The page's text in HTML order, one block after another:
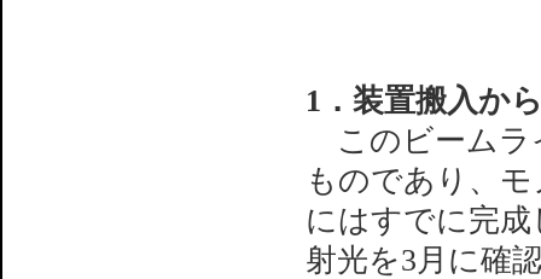
1．装置搬入か
このビームラ
ものであり、
にはすでに完成
射光を3月に確